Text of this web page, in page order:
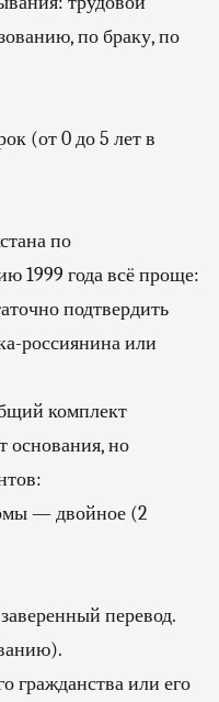
по браку, по
(от 0 до 5 лет в
по
1999 года всё проще:
подтвердить
россиянина или
комплект
основания, но
— двойное (2
перевод.
гражданства или его